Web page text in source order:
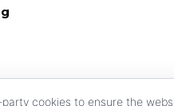
cookies to ensure the